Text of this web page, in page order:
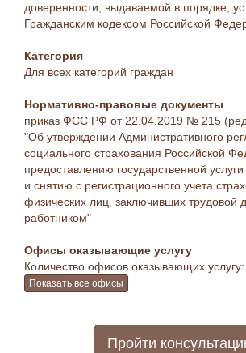
доверенности, выдаваемой в порядке,
Гражданским кодексом Российской
Категория
Для всех категорий граждан
Нормативно-правовые документы
приказ ФСС РФ от 22.04.2019 № 215
"Об утверждении Административного
социального страхования Российской
предоставлению государственной
и снятию с регистрационного учета
физических лиц, заключивших трудовой
работником"
Офисы оказывающие услугу
Количество офисов оказывающих услугу:
Показать все офисы
Пройти